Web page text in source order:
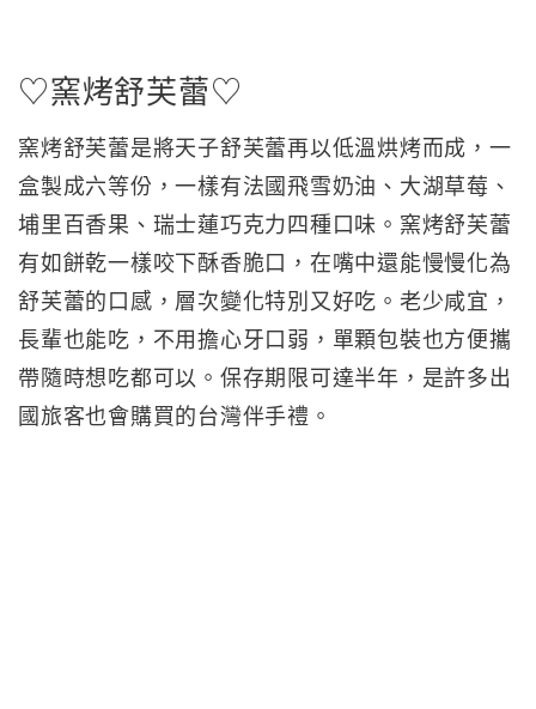
♡窯烤舒芙蕾♡
窯烤舒芙蕾是將天子舒芙蕾再以低溫烘烤而成，一
盒製成六等份，一樣有法國飛雪奶油、大湖草莓、
埔里百香果、瑞士蓮巧克力四種口味。窯烤舒芙蕾
有如餅乾一樣咬下酥香脆口，在嘴中還能慢慢化為
舒芙蕾的口感，層次變化特別又好吃。老少咸宜，
長輩也能吃，不用擔心牙口弱，單顆包裝也方便攜
帶隨時想吃都可以。保存期限可達半年，是許多出
國旅客也會購買的台灣伴手禮。